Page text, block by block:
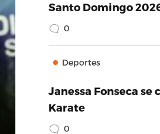
Santo Domingo
0
Deportes
Janessa Fonseca se
Karate
0